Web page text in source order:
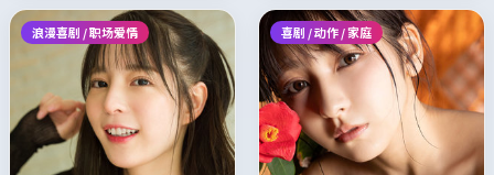
浪漫喜剧 / 职场爱情 喜剧 / 动作 / 家庭